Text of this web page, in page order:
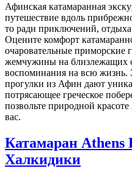
Афинская катамаранная
путешествие вдоль
то ради приключений,
Оцените комфорт
очаровательные приморские
жемчужины на близлежащих
воспоминания на всю жизнь.
прогулки из Афин дают
потрясающее греческое
позвольте природной
вас.
Катамаран Athens
Халкидики